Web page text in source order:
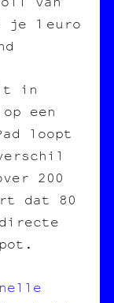
je 1 euro
in
een
loopt
200
dat 80